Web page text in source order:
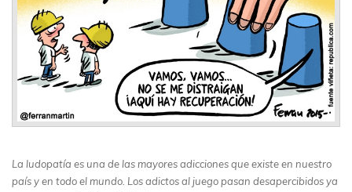
La ludopatía es una de las mayores adicciones que existe en nuestro
país y en todo el mundo. Los adictos al juego pasan desapercibidos ya